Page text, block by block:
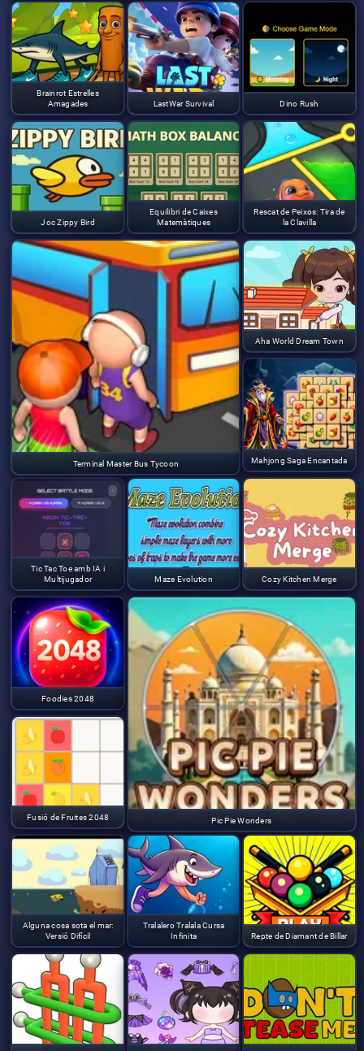
Brainrot Estrelles
Amagades
LastWar Survival Dino Rush
Joc Zippy Bird
Equilibri de Caixes
Matemàtiques
Terminal Master Bus Tycoon
Rescat de Peixos: Tira de
la Clavilla
Aha World Dream Town
Mahjong Saga Encantada
Tic Tac Toe amb IA i
Multijugador
Maze Evolution Cozy Kitchen Merge
Foodies 2048
Pic Pie Wonders
Fusió de Fruites 2048
Alguna cosa sota el mar:
Versió Difícil
Tralalero Tralala Cursa
Infinita
Repte de Diamant de Billar